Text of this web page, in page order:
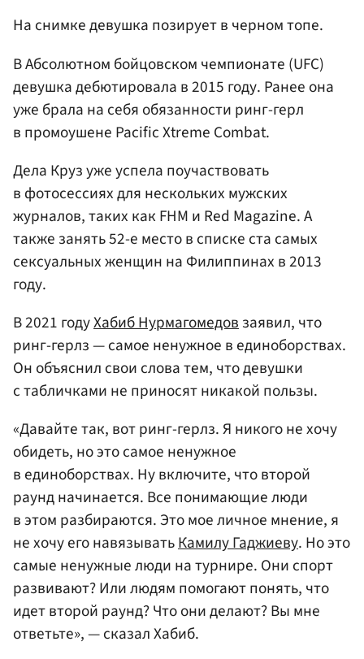
На снимке девушка позирует в черном топе.
В Абсолютном бойцовском чемпионате (UFC)
девушка дебютировала в 2015 году. Ранее она
уже брала на себя обязанности ринг-герл
в промоушене Pacific Xtreme Combat.
Дела Круз уже успела поучаствовать
в фотосессиях для нескольких мужских
журналов, таких как FHM и Red Magazine. А
также занять 52-е место в списке ста самых
сексуальных женщин на Филиппинах в 2013
году.
В 2021 годуХабиб Нурмагомедовзаявил, что
ринг-герлз — самое ненужное в единоборствах.
Он объяснил свои слова тем, что девушки
с табличками не приносят никакой пользы.
«Давайте так, вот ринг-герлз. Я никого не хочу
обидеть, но это самое ненужное
в единоборствах. Ну включите, что второй
раунд начинается. Все понимающие люди
в этом разбираются. Это мое личное мнение, я
не хочу его навязыватьКамилу Гаджиеву. Но это
самые ненужные люди на турнире. Они спорт
развивают? Или людям помогают понять, что
идет второй раунд? Что они делают? Вы мне
ответьте», — сказал Хабиб.